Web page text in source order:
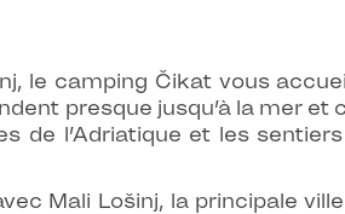
le camping Čikat vous
presque jusqu’à la mer
de l’Adriatique et les
Mali Lošinj, la principale